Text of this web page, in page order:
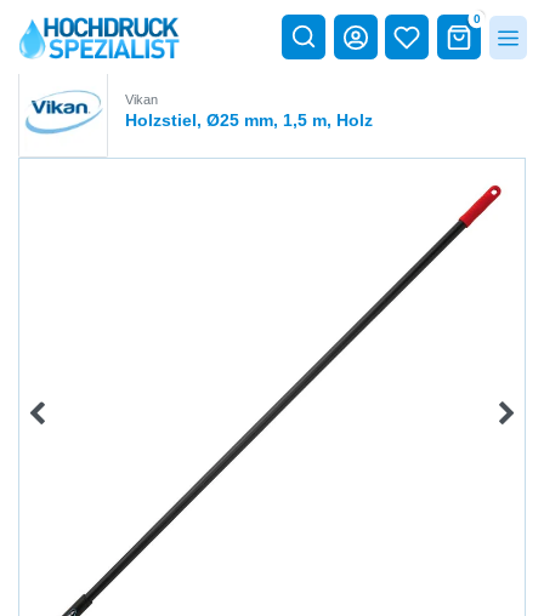
0
Vikan
Holzstiel, Ø25 mm, 1,5 m, Holz